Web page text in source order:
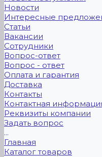
Новости
Интересные
Статьи
Вакансии
Сотрудники
Вопрос-ответ
Вопрос - ответ
Оплата и гарантия
Доставка
Контакты
Контактная
Реквизиты компании
Задать вопрос
...
Главная
Каталог товаров